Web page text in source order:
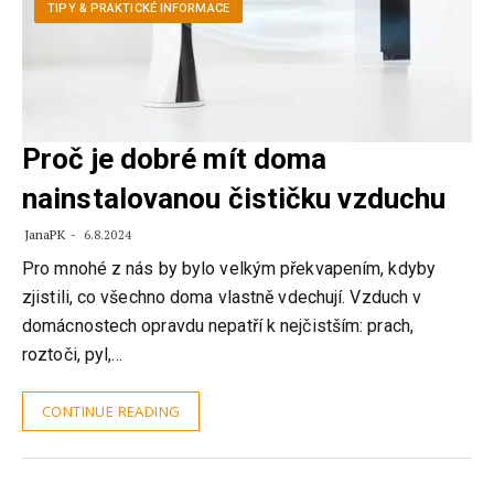
TIPY & PRAKTICKÉ INFORMACE
Proč je dobré mít doma
nainstalovanou čističku vzduchu
JanaPK 6.8.2024
Pro mnohé z nás by bylo velkým překvapením, kdyby
zjistili, co všechno doma vlastně vdechují. Vzduch v
domácnostech opravdu nepatří k nejčistším: prach,
roztoči, pyl,…
CONTINUE READING